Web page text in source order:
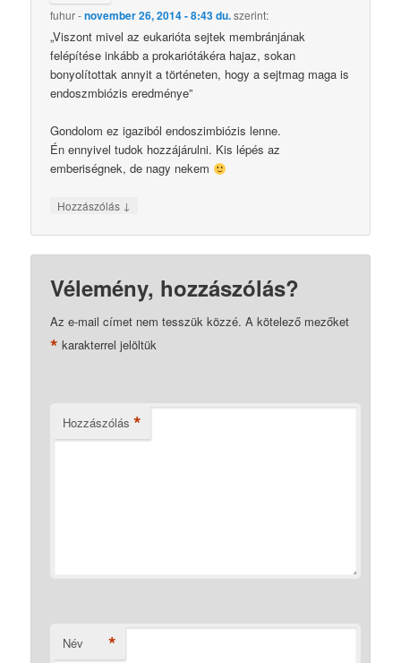
fuhur-november 26, 2014 - 8:43 du.szerint:
„Viszont mivel az eukarióta sejtek membránjának
felépítése inkább a prokariótákéra hajaz, sokan
bonyolítottak annyit a történeten, hogy a sejtmag maga is
endoszmbiózis eredménye”
Gondolom ez igaziból endoszimbiózis lenne.
Én ennyivel tudok hozzájárulni. Kis lépés az
emberiségnek, de nagy nekem
Hozzászólás ↓
Vélemény, hozzászólás?
Az e-mail címet nem tesszük közzé. A kötelező mezőket
* karakterrel jelöltük
Hozzászólás *
Név *